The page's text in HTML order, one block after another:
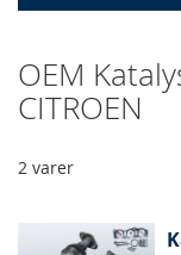
OEM
CITROEN
2 varer